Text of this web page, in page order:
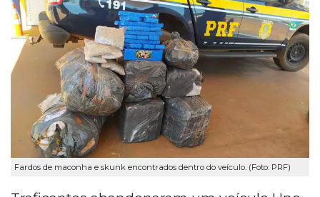
Fardos de maconha e skunk encontrados dentro do veículo. (Foto: PRF)